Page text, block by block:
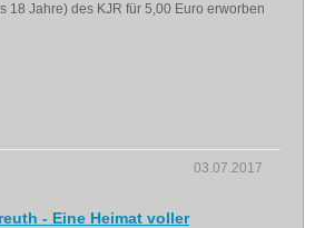
18 Jahre) des KJR für 5,00 Euro erworben
03.07.2017
- Eine Heimat voller